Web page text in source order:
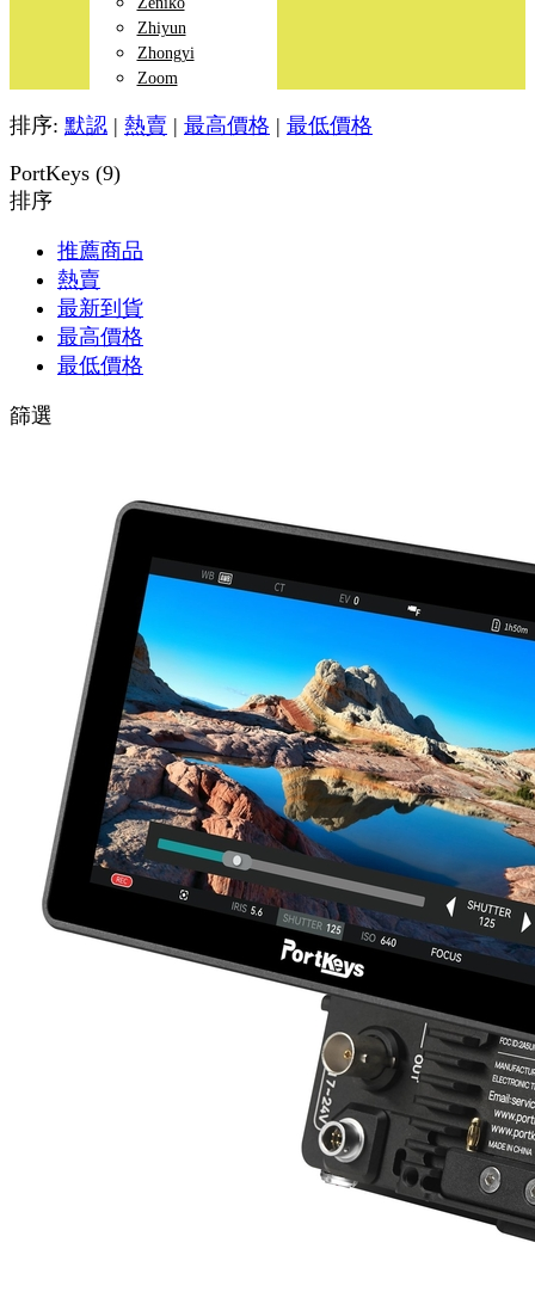
Zhiyun
Zhongyi
Zoom
排序: 默認 | 熱賣 | 最高價格 | 最低價格
PortKeys (9)
排序
推薦商品
熱賣
最新到貨
最高價格
最低價格
篩選